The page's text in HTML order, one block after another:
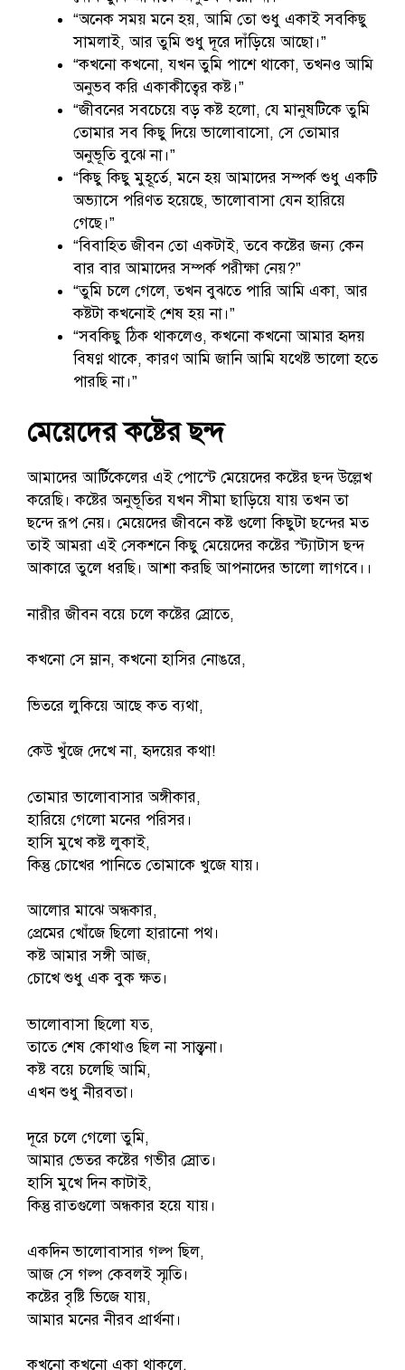
“অনেক সময় মনে হয়, আমি তো শুধু একাই সবকিছু
সামলাই, আর তুমি শুধু দূরে দাঁড়িয়ে আছো।”
“কখনো কখনো, যখন তুমি পাশে থাকো, তখনও আমি
অনুভব করি একাকীত্বের কষ্ট।”
“জীবনের সবচেয়ে বড় কষ্ট হলো, যে মানুষটিকে তুমি
তোমার সব কিছু দিয়ে ভালোবাসো, সে তোমার
অনুভূতি বুঝে না।”
“কিছু কিছু মুহূর্তে, মনে হয় আমাদের সম্পর্ক শুধু একটি
অভ্যাসে পরিণত হয়েছে, ভালোবাসা যেন হারিয়ে
গেছে।”
“বিবাহিত জীবন তো একটাই, তবে কষ্টের জন্য কেন
বার বার আমাদের সম্পর্ক পরীক্ষা নেয়?”
“তুমি চলে গেলে, তখন বুঝতে পারি আমি একা, আর
কষ্টটা কখনোই শেষ হয় না।”
“সবকিছু ঠিক থাকলেও, কখনো কখনো আমার হৃদয়
বিষণ্ণ থাকে, কারণ আমি জানি আমি যথেষ্ট ভালো হতে
পারছি না।”
মেয়েদের কষ্টের ছন্দ
আমাদের আর্টিকেলের এই পোস্টে মেয়েদের কষ্টের ছন্দ উল্লেখ
করেছি। কষ্টের অনুভূতির যখন সীমা ছাড়িয়ে যায় তখন তা
ছন্দে রূপ নেয়। মেয়েদের জীবনে কষ্ট গুলো কিছুটা ছন্দের মত
তাই আমরা এই সেকশনে কিছু মেয়েদের কষ্টের স্ট্যাটাস ছন্দ
আকারে তুলে ধরছি। আশা করছি আপনাদের ভালো লাগবে।।
নারীর জীবন বয়ে চলে কষ্টের স্রোতে,
কখনো সে ম্লান, কখনো হাসির নোঙরে,
ভিতরে লুকিয়ে আছে কত ব্যথা,
কেউ খুঁজে দেখে না, হৃদয়ের কথা!
তোমার ভালোবাসার অঙ্গীকার,
হারিয়ে গেলো মনের পরিসর।
হাসি মুখে কষ্ট লুকাই,
কিন্তু চোখের পানিতে তোমাকে খুজে যায়।
আলোর মাঝে অন্ধকার,
প্রেমের খোঁজে ছিলো হারানো পথ।
কষ্ট আমার সঙ্গী আজ,
চোখে শুধু এক বুক ক্ষত।
ভালোবাসা ছিলো যত,
তাতে শেষ কোথাও ছিল না সান্ত্বনা।
কষ্ট বয়ে চলেছি আমি,
এখন শুধু নীরবতা।
দূরে চলে গেলো তুমি,
আমার ভেতর কষ্টের গভীর স্রোত।
হাসি মুখে দিন কাটাই,
কিন্তু রাতগুলো অন্ধকার হয়ে যায়।
একদিন ভালোবাসার গল্প ছিল,
আজ সে গল্প কেবলই স্মৃতি।
কষ্টের বৃষ্টি ভিজে যায়,
আমার মনের নীরব প্রার্থনা।
কখনো কখনো একা থাকলে,